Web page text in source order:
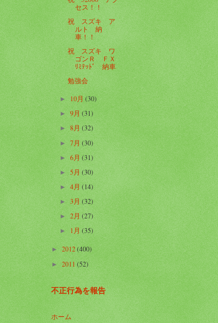
セス！！
祝 スズキ ア
ルト 納
車！！
祝 スズキ ワ
ゴンＲ ＦＸ
ﾘﾐﾃｯﾄﾞ 納車
勉強会
►10月(30)
►9月(31)
►8月(32)
►7月(30)
► 6月(31)
► 5月(30)
►4月(14)
►3月(32)
►2月(27)
►1月(35)
►2012(400)
►2011(52)
不正行為を報告
ホーム